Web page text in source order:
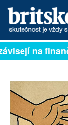
PŘIHLÁSIT
ARCHIV
ROZHOVORY
na